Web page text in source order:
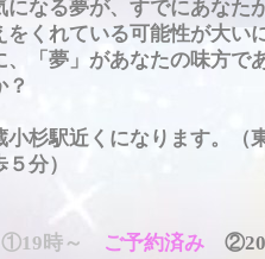
になる夢が、すでにあなた
をくれている可能性が大
、「夢」があなたの味方で
すか？
小杉駅近くになります。（
分）
①19時～ ご予約済み ②20